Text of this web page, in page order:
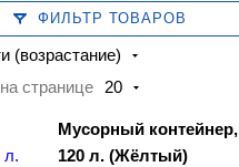
ФИЛЬТР ТОВАРОВ
(возрастание)
странице
20
Мусорный контейнер,
120 л. (Жёлтый)